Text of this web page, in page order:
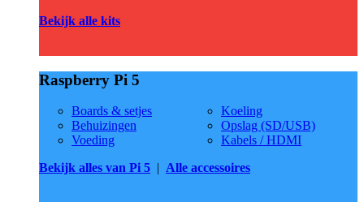
Bekijk alle kits
Raspberry Pi 5
Boards & setjes
Behuizingen
Voeding
Koeling
Opslag (SD/USB)
Kabels / HDMI
Bekijk alles van Pi 5 | Alle accessoires